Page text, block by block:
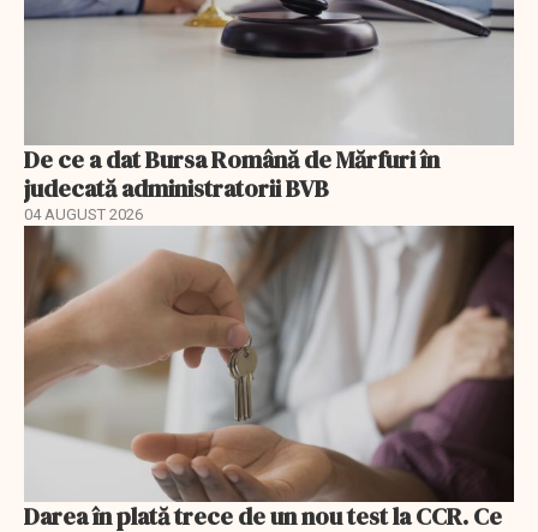
De ce a dat Bursa Română de Mărfuri în
judecată administratorii BVB
04 AUGUST 2026
Darea în plată trece de un nou test la CCR. Ce